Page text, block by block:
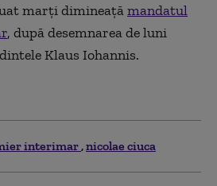
marţi dimineaţămandatul
, după desemnarea de luni
Klaus Iohannis.
interimar nicolae ciuca